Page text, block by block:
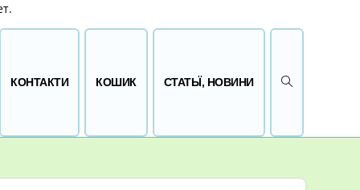
КОНТАКТИ КОШИК СТАТЬЇ, НОВИНИ ПЕРЕМКНУТИ